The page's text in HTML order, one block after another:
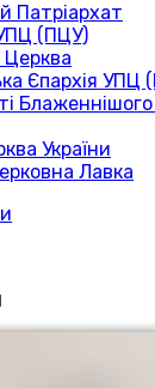
Патріархат
УПЦ (ПЦУ)
Церква
Єпархія УПЦ
України
Лавка